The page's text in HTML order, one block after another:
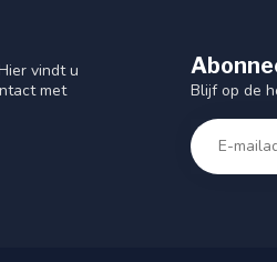
vindt u
met
Blijf op de